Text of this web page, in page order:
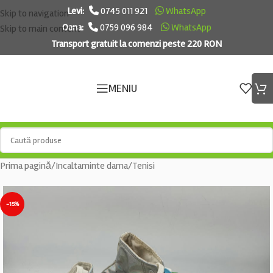
Skip to navigation
Skip to main content
Levi: 0745 011 921
WhatsApp
Oana:
0759 096 984
WhatsApp
Transport gratuit la comenzi peste 220 RON
MENIU
Prima pagină/Incaltaminte dama/Tenisi
-15%